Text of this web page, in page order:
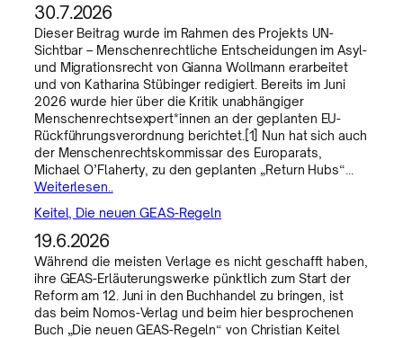
30.7.2026
Dieser Beitrag wurde im Rahmen des Projekts UN-
Sichtbar – Menschenrechtliche Entscheidungen im Asyl-
und Migrationsrecht von Gianna Wollmann erarbeitet
und von Katharina Stübinger redigiert. Bereits im Juni
2026 wurde hier über die Kritik unabhängiger
Menschenrechtsexpert*innen an der geplanten EU-
Rückführungsverordnung berichtet.[1] Nun hat sich auch
der Menschenrechtskommissar des Europarats,
Michael O’Flaherty, zu den geplanten „Return Hubs“…
Weiterlesen..
Keitel, Die neuen GEAS-Regeln
19.6.2026
Während die meisten Verlage es nicht geschafft haben,
ihre GEAS-Erläuterungswerke pünktlich zum Start der
Reform am 12. Juni in den Buchhandel zu bringen, ist
das beim Nomos-Verlag und beim hier besprochenen
Buch „Die neuen GEAS-Regeln“ von Christian Keitel